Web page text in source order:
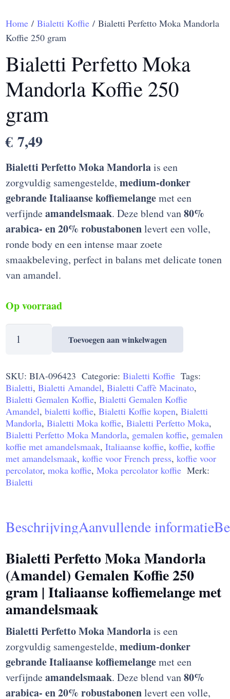
Home /Bialetti Koffie / Bialetti Perfetto Moka Mandorla
Koffie 250 gram
Bialetti Perfetto Moka
Mandorla Koffie 250
gram
€ 7,49
Bialetti Perfetto Moka Mandorlais een
zorgvuldig samengestelde,medium-donker
gebrande Italiaanse koffiemelangemet een
verfijndeamandelsmaak. Deze blend van80%
arabica- en 20% robustabonenlevert een volle,
ronde body en een intense maar zoete
smaakbeleving, perfect in balans met delicate tonen
van amandel.
Op voorraad
Perfetto
Mandorla
Koffie
250
gram
aantal
Toevoegen aan winkelwagen
SKU:BIA-096423 Categorie:Bialetti Koffie Tags:
Bialetti,Bialetti Amandel,Bialetti Caffè Macinato,
Bialetti Gemalen Koffie,Bialetti Gemalen Koffie
Amandel,bialetti koffie,Bialetti Koffie kopen,Bialetti
Mandorla,Bialetti Moka koffie,Bialetti Perfetto Moka,
Bialetti Perfetto Moka Mandorla, gemalen koffie, gemalen
koffie met amandelsmaak,Italiaanse koffie,koffie,koffie
met amandelsmaak,koffie voor French press,koffie voor
percolator,moka koffie,Moka percolator koffie Merk:
Bialetti
BeschrijvingAanvullende informatie
Bialetti Perfetto Moka Mandorla
(Amandel) Gemalen Koffie 250
gram| Italiaanse koffiemelange met
amandelsmaak
Bialetti Perfetto Moka Mandorlais een
zorgvuldig samengestelde,medium-donker
gebrande Italiaanse koffiemelangemet een
verfijndeamandelsmaak. Deze blend van80%
arabica- en 20% robustabonenlevert een volle,